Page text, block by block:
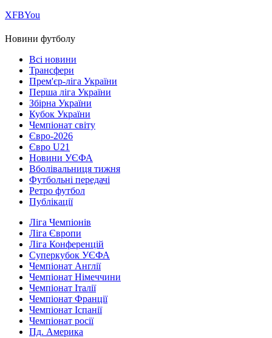
ХFBYou
Новини футболу
Всі новини
Трансфери
Прем'єр-ліга України
Перша ліга України
Збірна України
Кубок України
Чемпіонат світу
Євро-2026
Євро U21
Новини УЄФА
Вболівальниця тижня
Футбольні передачі
Ретро футбол
Публікації
Ліга Чемпіонів
Ліга Європи
Ліга Конференцій
Суперкубок УЄФА
Чемпіонат Англії
Чемпіонат Німеччини
Чемпіонат Італії
Чемпіонат Франції
Чемпіонат Іспанії
Чемпіонат росії
Пд. Америка